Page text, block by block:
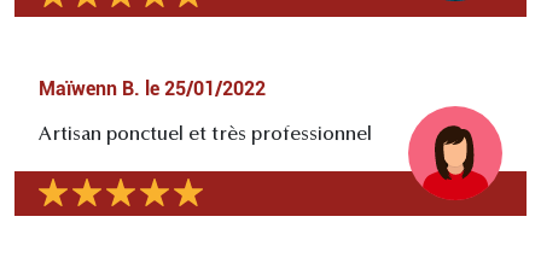
Maïwenn B. le 25/01/2022
Artisan ponctuel et très professionnel